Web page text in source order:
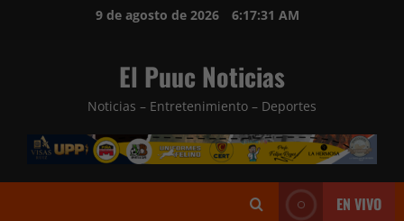
9 de agosto de 2026 6:17:33 AM
El Puuc Noticias
Noticias – Entretenimiento – Deportes
EN VIVO